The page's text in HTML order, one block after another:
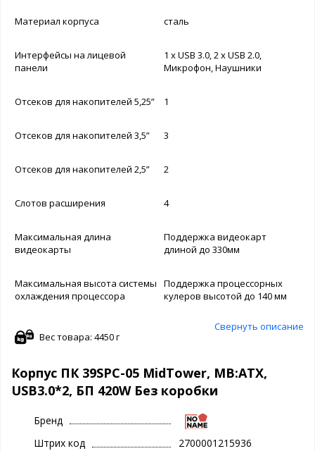
Материал корпуса сталь
Интерфейсы на лицевой
панели
1 x USB 3.0, 2 x USB 2.0,
Микрофон, Наушники
Отсеков для накопителей 5,25” 1
Отсеков для накопителей 3,5” 3
Отсеков для накопителей 2,5” 2
Слотов расширения 4
Максимальная длина
видеокарты
Поддержка видеокарт
длиной до 330мм
Максимальная высота системы
охлаждения процессора
Поддержка процессорных
кулеров высотой до 140 мм
Свернуть описание
Вес товара: 4450 г
Корпус ПК 39SPC-05 MidTower, MB:ATX,
USB3.0*2, БП 420W Без коробки
Бренд
Штрих код
2700001215936